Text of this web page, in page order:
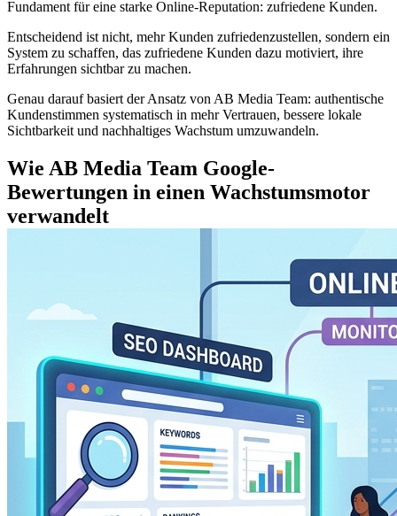
Fundament für eine starke Online-Reputation: zufriedene Kunden.
Entscheidend ist nicht, mehr Kunden zufriedenzustellen, sondern ein
System zu schaffen, das zufriedene Kunden dazu motiviert, ihre
Erfahrungen sichtbar zu machen.
Genau darauf basiert der Ansatz von AB Media Team: authentische
Kundenstimmen systematisch in mehr Vertrauen, bessere lokale
Sichtbarkeit und nachhaltiges Wachstum umzuwandeln.
Wie AB Media Team Google-
Bewertungen in einen Wachstumsmotor
verwandelt